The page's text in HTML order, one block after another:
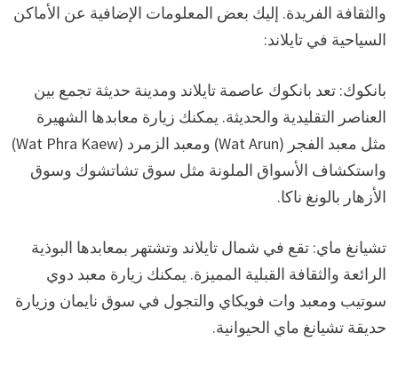
والثقافة الفريدة. إليك بعض المعلومات الإضافية عن الأماكن
السياحية في تايلاند:
بانكوك: تعد بانكوك عاصمة تايلاند ومدينة حديثة تجمع بين
العناصر التقليدية والحديثة. يمكنك زيارة معابدها الشهيرة
مثل معبد الفجر (Wat Arun) ومعبد الزمرد (Wat Phra Kaew)
واستكشاف الأسواق الملونة مثل سوق تشاتشوك وسوق
الأزهار بالونغ ناكا.
تشيانغ ماي: تقع في شمال تايلاند وتشتهر بمعابدها البوذية
الرائعة والثقافة القبلية المميزة. يمكنك زيارة معبد دوي
سوتيب ومعبد وات فويكاي والتجول في سوق نايمان وزيارة
حديقة تشيانغ ماي الحيوانية.